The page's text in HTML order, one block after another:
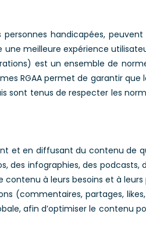
handicapées,
meilleure expérience
est un ensemble de
RGAA permet de garantir
tenus de respecter les
et en diffusant du contenu de
infographies, des podcasts,
à leurs besoins et à leurs
(commentaires, partages,
afin d’optimiser le contenu